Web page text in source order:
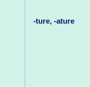
-ture, -ature